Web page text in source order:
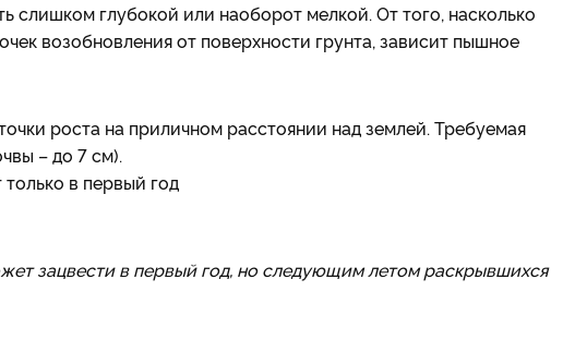
слишком глубокой или наоборот мелкой. От того, насколько
возобновления от поверхности грунта, зависит пышное
роста на приличном расстоянии над землей. Требуемая
– до 7 см).
зацвести в первый год, но следующим летом раскрывшихся